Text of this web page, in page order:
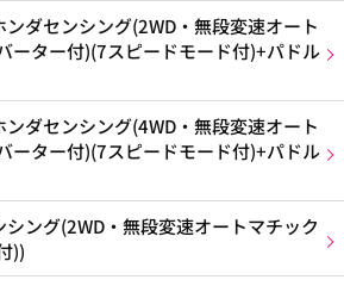
センシング(2WD・無段変速オート
ーター付)(7スピードモード付)+パドル
センシング(4WD・無段変速オート
ーター付)(7スピードモード付)+パドル
ング(2WD・無段変速オートマチック
))